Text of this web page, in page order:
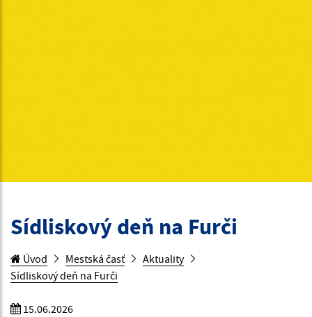
Sídliskový deň na Furči
Úvod Mestská časť
Aktuality
Sídliskový deň na Furči
15.06.2026